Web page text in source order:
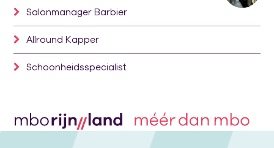
Salonmanager Barbier
Allround Kapper
Schoonheidsspecialist